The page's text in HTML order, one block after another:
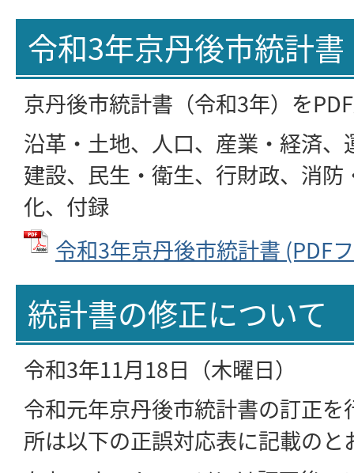
令和3年京丹後市統計書
京丹後市統計書（令和3年）を
沿革・土地、人口、産業・経済
建設、民生・衛生、行財政、消防
化、付録
令和3年京丹後市統計書 (PDF
統計書の修正について
令和3年11月18日（木曜日）
令和元年京丹後市統計書の訂正
所は以下の正誤対応表に記載のと